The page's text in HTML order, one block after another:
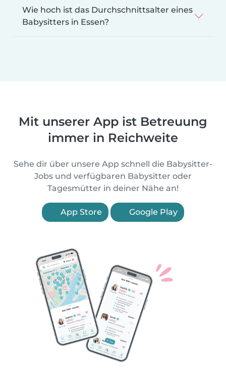
Wie hoch ist das Durchschnittsalter eines
Babysitters in Essen?
Mit unserer App ist Betreuung
immer in Reichweite
Sehe dir über unsere App schnell die Babysitter-
Jobs und verfügbaren Babysitter oder
Tagesmütter in deiner Nähe an!
App Store Google Play